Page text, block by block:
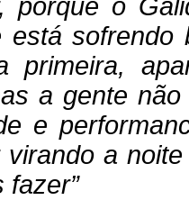
porque o
está sofrendo
primeira,
a gente
e
virando a
fazer”